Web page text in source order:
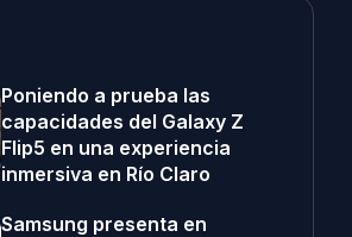
Poniendo a prueba las
capacidades del Galaxy Z
Flip5 en una experiencia
inmersiva en Río Claro
Samsung presenta en